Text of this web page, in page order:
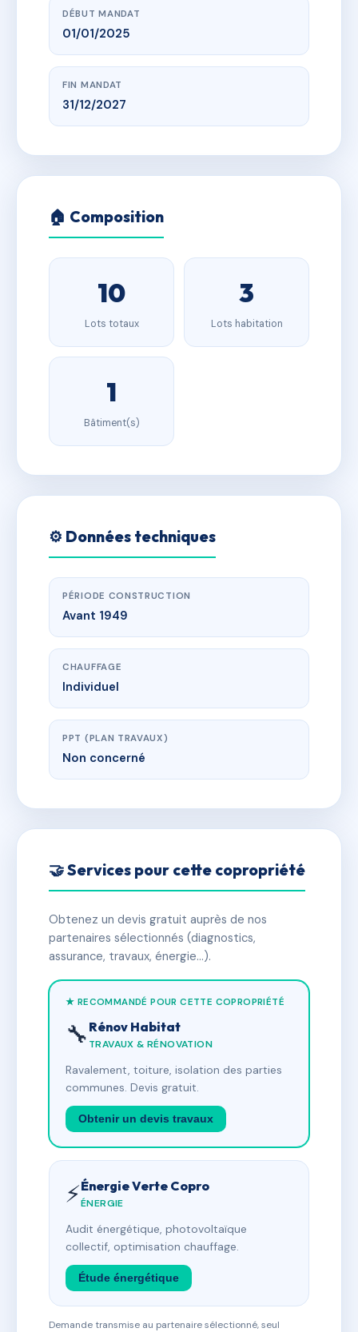
DÉBUT MANDAT
01/01/2025
FIN MANDAT
31/12/2027
🏠 Composition
10
Lots totaux
3
Lots habitation
1
Bâtiment(s)
⚙️ Données techniques
PÉRIODE CONSTRUCTION
Avant 1949
CHAUFFAGE
Individuel
PPT (PLAN TRAVAUX)
Non concerné
🤝 Services pour cette copropriété
Obtenez un devis gratuit auprès de nos
partenaires sélectionnés (diagnostics,
assurance, travaux, énergie…).
★ RECOMMANDÉ POUR CETTE COPROPRIÉTÉ
🔧 Rénov Habitat
TRAVAUX & RÉNOVATION
Ravalement, toiture, isolation des parties
communes. Devis gratuit.
Obtenir un devis travaux
⚡Énergie Verte Copro
ÉNERGIE
Audit énergétique, photovoltaïque
collectif, optimisation chauffage.
Étude énergétique
Demande transmise au partenaire sélectionné, seul